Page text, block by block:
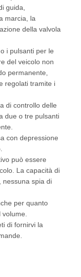
guida,
marcia, la
della valvola
i pulsanti per le
del veicolo non
permanente,
regolati tramite i
di controllo delle
due o tre pulsanti
con depressione
può essere
La capacità di
nessuna spia di
per quanto
di fornirvi la